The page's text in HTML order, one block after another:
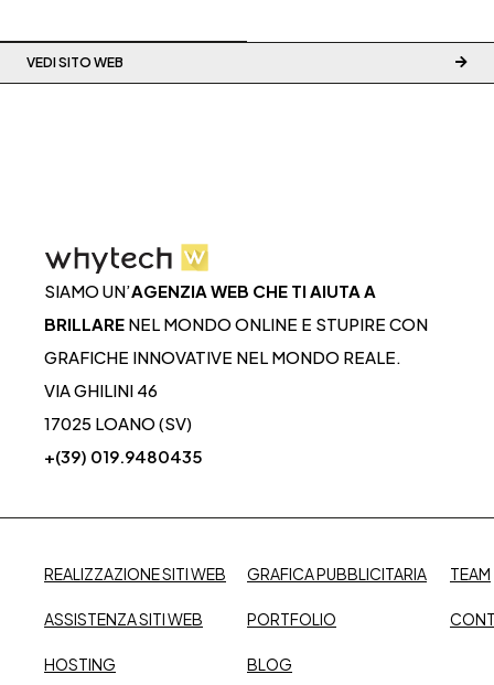
VEDI SITO WEB
SIAMO UN’AGENZIA WEB CHE TI AIUTA A
BRILLARE NEL MONDO ONLINE E STUPIRE CON
GRAFICHE INNOVATIVE NEL MONDO REALE.
VIA GHILINI 46
17025 LOANO (SV)
+(39) 019.9480435
REALIZZAZIONE SITI WEB
ASSISTENZA SITI WEB
HOSTING
GRAFICA PUBBLICITARIA
PORTFOLIO
BLOG
TEAM